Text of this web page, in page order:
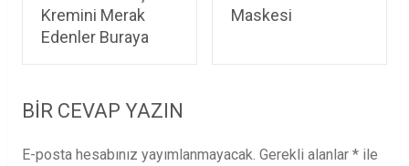
Kremini Merak
Edenler Buraya
Maskesi
BIR CEVAP YAZIN
E-posta hesabınız yayımlanmayacak. Gerekli alanlar *ile